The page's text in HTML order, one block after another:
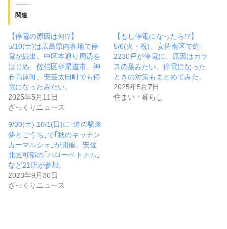
関連
【停電の原因は何!?】
5/10(土)は広島県内各地で停
電が続出。中区本通り周辺を
はじめ、佐伯区や尾道市、神
石高原町、安芸太田町でも停
電になったみたい。
2025年5月11日
ざっくりニュース
【もし停電になったら!?】
5/6(火・祝)、安佐南区で約
2230戸が停電に。原因はカラ
スの巣みたい。停電になった
ときの対策もまとめてみた。
2025年5月7日
住まい・暮らし
9/30(土).10/1(日)に｢道の駅来
夢とごうち｣で｢秋のキッチン
カーマルシェ｣が開催。安佐
北区可部の｢ハローベトナム｣
など21店が参加。
2023年9月30日
ざっくりニュース